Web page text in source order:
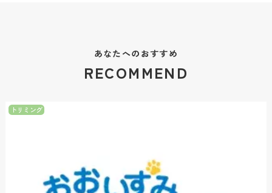
あなたへのおすすめ
RECOMMEND
トリミング